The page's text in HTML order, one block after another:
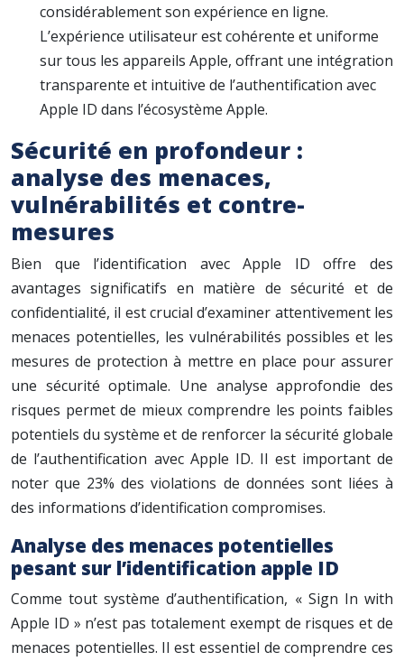
considérablement son expérience en ligne.
L’expérience utilisateur est cohérente et uniforme
sur tous les appareils Apple, offrant une intégration
transparente et intuitive de l’authentification avec
Apple ID dans l’écosystème Apple.
Sécurité en profondeur :
analyse des menaces,
vulnérabilités et contre-
mesures
Bien que l’identification avec Apple ID offre des
avantages significatifs en matière de sécurité et de
confidentialité, il est crucial d’examiner attentivement les
menaces potentielles, les vulnérabilités possibles et les
mesures de protection à mettre en place pour assurer
une sécurité optimale. Une analyse approfondie des
risques permet de mieux comprendre les points faibles
potentiels du système et de renforcer la sécurité globale
de l’authentification avec Apple ID. Il est important de
noter que 23% des violations de données sont liées à
des informations d’identification compromises.
Analyse des menaces potentielles
pesant sur l’identification apple ID
Comme tout système d’authentification, « Sign In with
Apple ID » n’est pas totalement exempt de risques et de
menaces potentielles. Il est essentiel de comprendre ces